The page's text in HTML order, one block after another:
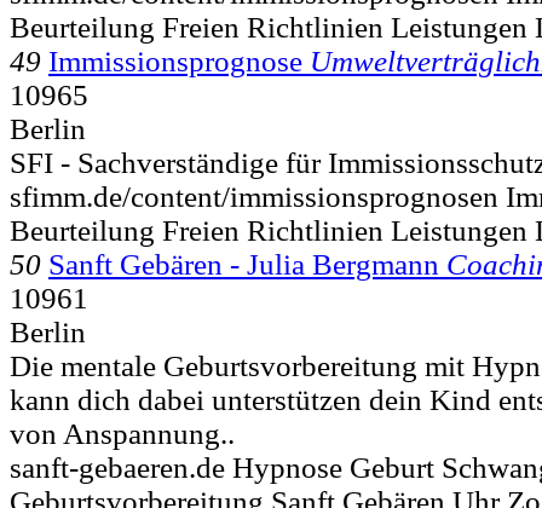
Beurteilung Freien Richtlinien Leistungen
49 Immissionsprognose
10965
Berlin
SFI - Sachverständige für
sfimm.de/content/immissionsprognosen
Beurteilung Freien Richtlinien Leistungen
50 Sanft Gebären - Julia Bergmann
10961
Berlin
Die mentale Geburtsvorbereitung mit
kann dich dabei unterstützen dein Kind
von Anspannung..
sanft-gebaeren.de Hypnose Geburt
Geburtsvorbereitung Sanft Gebären Uhr